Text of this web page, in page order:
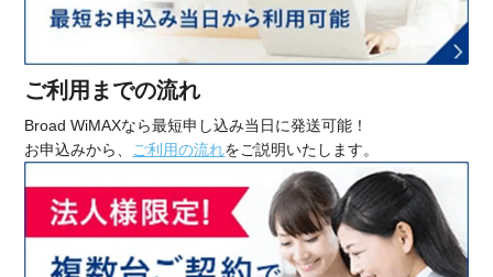
ご利用までの流れ
Broad WiMAXなら最短申し込み当日に発送可能！
お申込みから、 ご利用の流れをご説明いたします。